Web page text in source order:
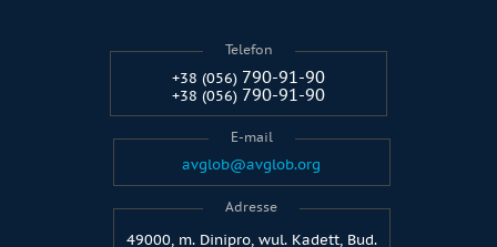
Telefon
+38 (056) 790-91-90
+38 (056) 790-91-90
E-mail
avglob@avglob.org
Adresse
49000, m. Dinipro, wul. Kadett, Bud.